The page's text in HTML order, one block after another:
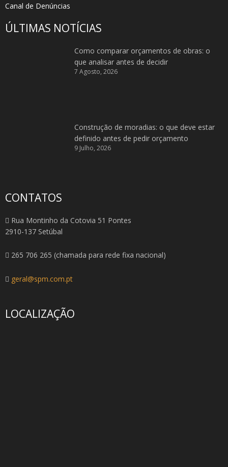
Canal de Denúncias
ÚLTIMAS NOTÍCIAS
Como comparar orçamentos de obras: o
que analisar antes de decidir
7 Agosto, 2026
Construção de moradias: o que deve estar
definido antes de pedir orçamento
9 Julho, 2026
CONTATOS
Rua Montinho da Cotovia 51 Pontes
2910-137 Setúbal
265 706 265 (chamada para rede fixa nacional)
geral@spm.com.pt
LOCALIZAÇÃO